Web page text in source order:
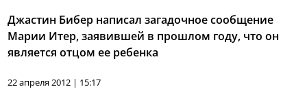
Джастин Бибер написал загадочное сообщение
Марии Итер, заявившей в прошлом году, что он
является отцом ее ребенка
22 апреля 2012 | 15:17